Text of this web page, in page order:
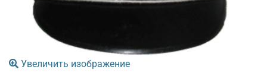
Увеличить изображение